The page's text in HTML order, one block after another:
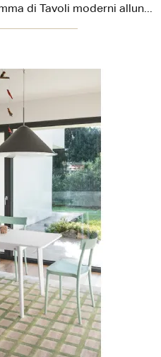
Clicca e scopri una ricca gamma di Tavoli moderni allungabili da cucina! Il modello Lord di Connubia ti sta aspettando.